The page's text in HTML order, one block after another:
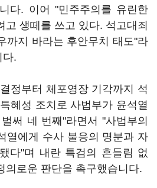
다. 이어 "민주주의를 유린한
고 생떼를 쓰고 있다. 석고대죄
까지 바라는 후안무치 태도"라
다.
정부터 체포영장 기각까지 석
혜성 조치로 사법부가 윤석열
써 네 번째"라면서 "사법부의
열에게 수사 불응의 명분과 자
다"며 내란 특검의 흔들림 없
의로운 판단을 촉구했습니다.